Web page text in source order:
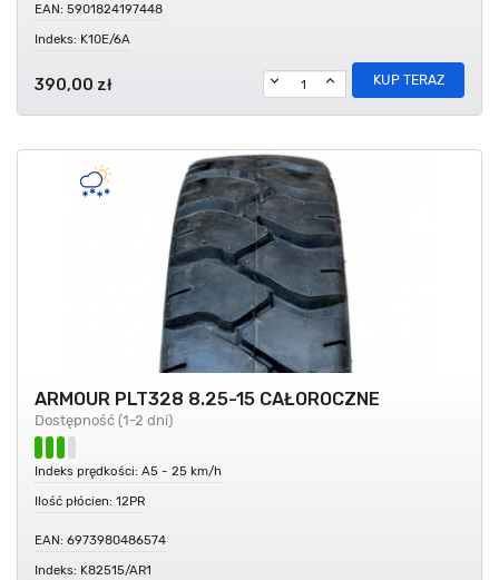
EAN: 5901824197448
Indeks: K10E/6A
390,00 zł KUP TERAZ
ARMOUR PLT328 8.25-15 CAŁOROCZNE
Dostępność (1-2 dni)
Indeks prędkości: A5 - 25 km/h
Ilość płócien: 12PR
EAN: 6973980486574
Indeks: K82515/AR1